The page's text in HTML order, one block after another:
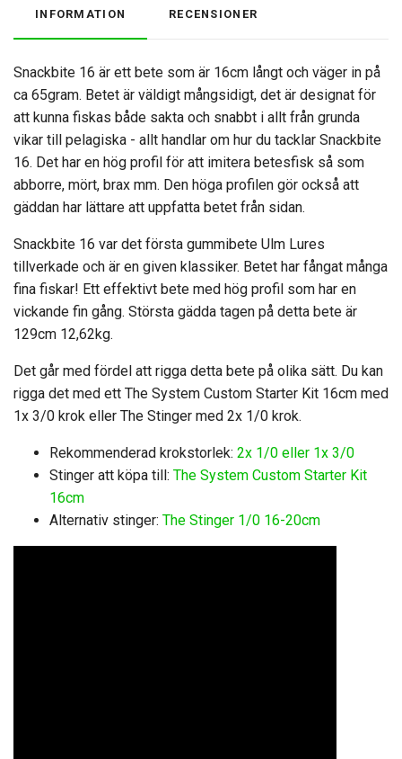
INFORMATION RECENSIONER
Snackbite 16 är ett bete som är 16cm långt och väger in på
ca 65gram. Betet är väldigt mångsidigt, det är designat för
att kunna fiskas både sakta och snabbt i allt från grunda
vikar till pelagiska - allt handlar om hur du tacklar Snackbite
16. Det har en hög profil för att imitera betesfisk så som
abborre, mört, brax mm. Den höga profilen gör också att
gäddan har lättare att uppfatta betet från sidan.
Snackbite 16 var det första gummibete Ulm Lures
tillverkade och är en given klassiker. Betet har fångat många
fina fiskar! Ett effektivt bete med hög profil som har en
vickande fin gång. Största gädda tagen på detta bete är
129cm 12,62kg.
Det går med fördel att rigga detta bete på olika sätt. Du kan
rigga det med ett The System Custom Starter Kit 16cm med
1x 3/0 krok eller The Stinger med 2x 1/0 krok.
Rekommenderad krokstorlek: 2x 1/0 eller 1x 3/0
Stinger att köpa till: The System Custom Starter Kit
16cm
Alternativ stinger: The Stinger 1/0 16-20cm